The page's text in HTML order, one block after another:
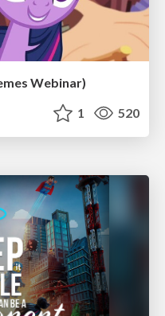
Webinar)
1 520